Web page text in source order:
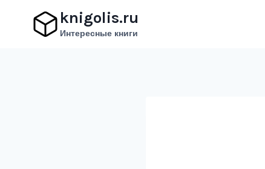
содержимому
knigolis.ru
Интересные книги